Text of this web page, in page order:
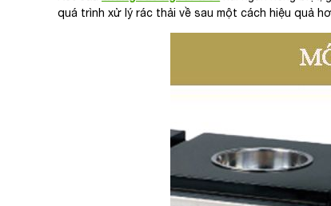
quá trình xử lý rác thải về sau một cách hiệu quả